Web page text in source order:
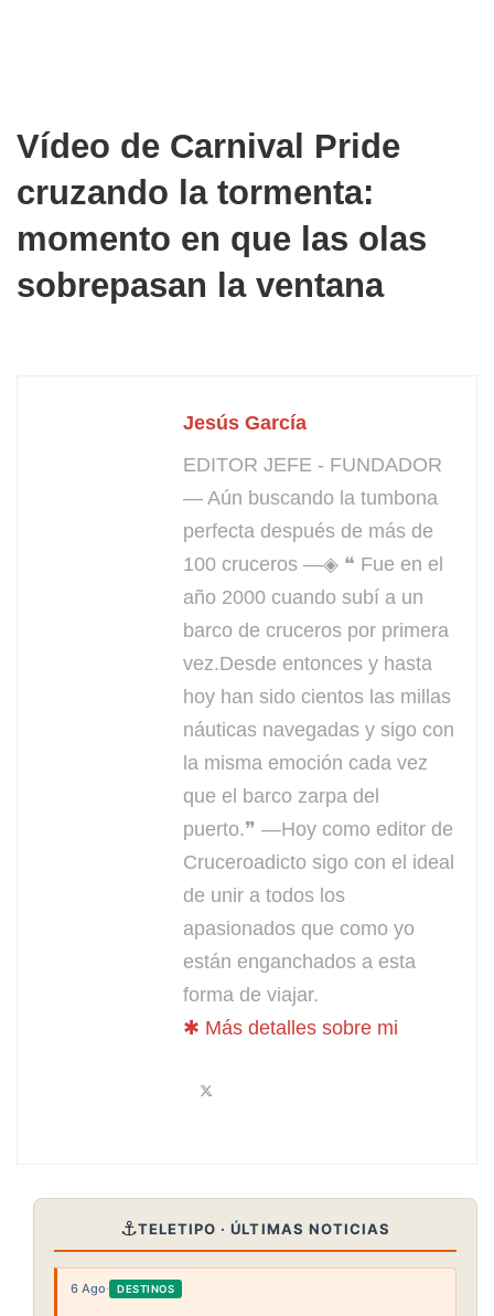
Vídeo de Carnival Pride
cruzando la tormenta:
momento en que las olas
sobrepasan la ventana
Jesús García
EDITOR JEFE - FUNDADOR
— Aún buscando la tumbona
perfecta después de más de
100 cruceros —◈ ❝ Fue en el
año 2000 cuando subí a un
barco de cruceros por primera
vez.Desde entonces y hasta
hoy han sido cientos las millas
náuticas navegadas y sigo con
la misma emoción cada vez
que el barco zarpa del
puerto.❞ —Hoy como editor de
Cruceroadicto sigo con el ideal
de unir a todos los
apasionados que como yo
están enganchados a esta
forma de viajar.
✱ Más detalles sobre mi
⚓TELETIPO · ÚLTIMAS NOTICIAS
6 Ago· DESTINOS